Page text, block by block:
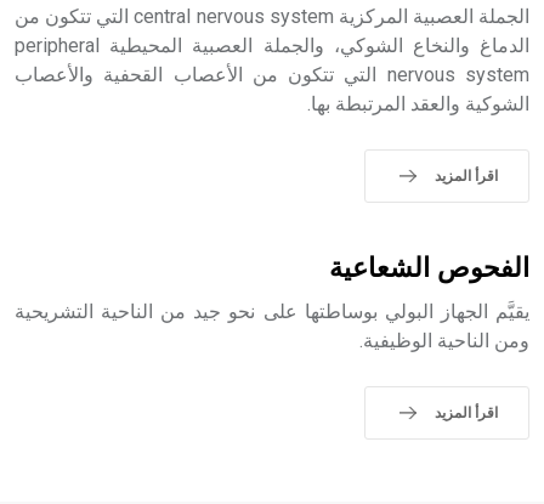
- هل تعلم أن أبجر Abgar اسم معروف جيداً يعود إلى عدد من
الملوك الذين حكموا مدينة إديسا (الرها) من أبجر الأول وحتى
التاسع، وهم ينتسبون إلى أسرة أوسروين
الجملة العصبية المركزية central nervous system التي تتكون من
الدماغ والنخاع الشوكي، والجملة العصبية المحيطية peripheral
nervous system التي تتكون من الأعصاب القحفية والأعصاب
الشوكية والعقد المرتبطة بها.
اقرأ المزيد
الفحوص الشعاعية
يقيَّم الجهاز البولي بوساطتها على نحو جيد من الناحية التشريحية
ومن الناحية الوظيفية.
اقرأ المزيد